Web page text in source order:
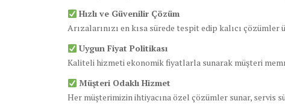
Hızlı ve Güvenilir Çözüm
Arızalarınızı en kısa sürede tespit edip kalıcı çözümler
Uygun Fiyat Politikası
Kaliteli hizmeti ekonomik fiyatlarla sunarak müşteri
Müşteri Odaklı Hizmet
Her müşterimizin ihtiyacına özel çözümler sunar, servis